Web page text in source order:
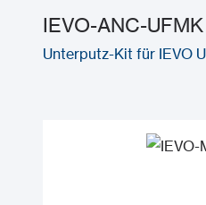
IEVO-ANC-UFMK
Unterputz-Kit für IEVO